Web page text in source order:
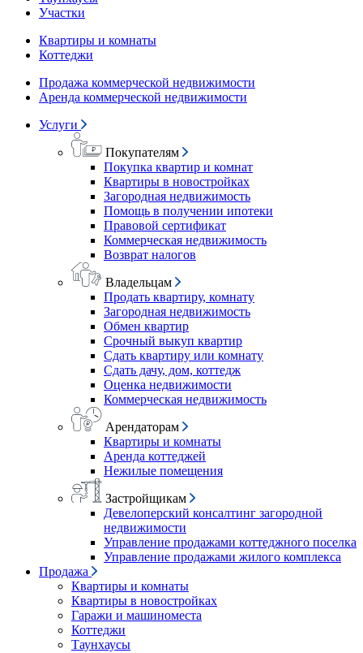
Участки
Квартиры и комнаты
Коттеджи
Продажа коммерческой недвижимости
Аренда коммерческой недвижимости
Услуги
Покупателям
Покупка квартир и комнат
Квартиры в новостройках
Загородная недвижимость
Помощь в получении ипотеки
Правовой сертификат
Коммерческая недвижимость
Возврат налогов
Владельцам
Продать квартиру, комнату
Загородная недвижимость
Обмен квартир
Срочный выкуп квартир
Сдать квартиру или комнату
Сдать дачу, дом, коттедж
Оценка недвижимости
Коммерческая недвижимость
Арендаторам
Квартиры и комнаты
Аренда коттеджей
Нежилые помещения
Застройщикам
Девелоперский консалтинг загородной
недвижимости
Управление продажами коттеджного поселка
Управление продажами жилого комплекса
Продажа
Квартиры и комнаты
Квартиры в новостройках
Гаражи и машиноместа
Коттеджи
Таунхаусы